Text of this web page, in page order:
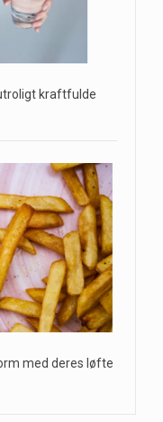
kraftfulde
med deres løfte